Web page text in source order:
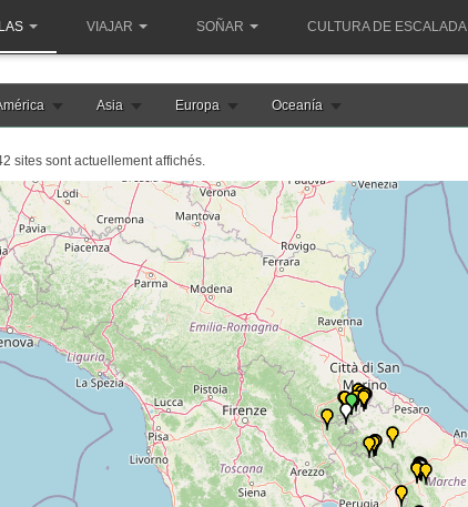
VIAJAR SOÑAR CULTURA DE ESCALADA
Asia Europa Oceanía
sites sont actuellement affichés.
pendant le chargement de la carte italie